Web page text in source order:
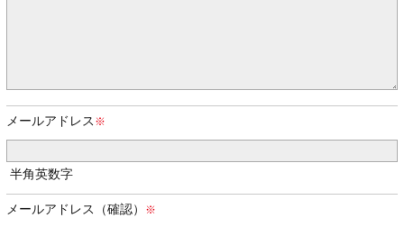
メールアドレス
半角英数字
メールアドレス（確認）